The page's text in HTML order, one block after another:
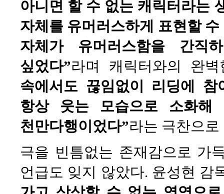
아니면 할 수 없는 캐릭터라는
자체를 유머러스하게 표현할
자체가 유머러스함을 간
싶었다”라며 캐릭터와의 완
속에서도 끊임없이 리딩에
항상 웃는 모습으로 소화
천만다행이었다”라는 극찬으
극을 빈틈없는 존재감으로 가
언급도 잊지 않았다. 윤성현 감